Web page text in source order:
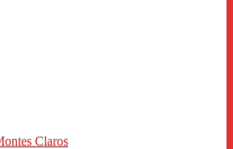
Claros